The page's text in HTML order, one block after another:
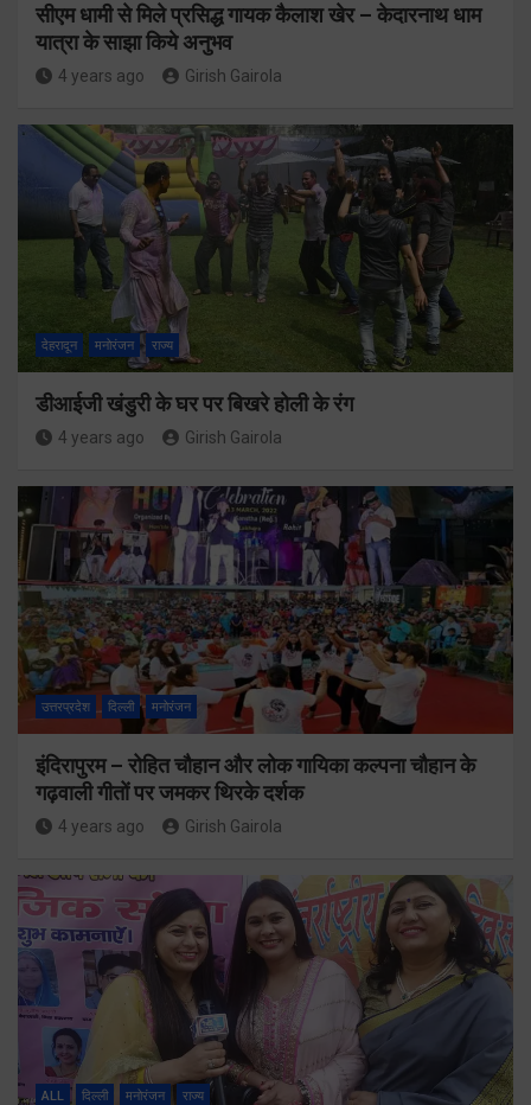
सीएम धामी से मिले प्रसिद्ध गायक कैलाश खेर – केदारनाथ धाम
यात्रा के साझा किये अनुभव
4 years ago Girish Gairola
देहरादून मनोरंजन राज्य
डीआईजी खंडुरी के घर पर बिखरे होली के रंग
4 years ago Girish Gairola
उत्तरप्रदेश दिल्ली मनोरंजन
इंदिरापुरम – रोहित चौहान और लोक गायिका कल्पना चौहान के
गढ़वाली गीतों पर जमकर थिरके दर्शक
4 years ago Girish Gairola
ALL दिल्ली मनोरंजन राज्य